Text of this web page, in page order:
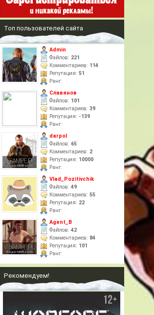
Топ пользователей сайта
Admin
Файлов: 221
Комментариев: 114
Репутация: 51
Ранг:
Славянов
Файлов: 101
Комментариев: 39
Репутация: -139
Ранг:
darpol
Файлов: 65
Комментариев: 2
Репутация: 10000
Ранг:
Vlad_Pozitivchik
Файлов: 49
Комментариев: 55
Репутация: 22
Ранг:
Agent_B
Файлов: 42
Комментариев: 84
Репутация: 101
Ранг:
Рекомендуем!